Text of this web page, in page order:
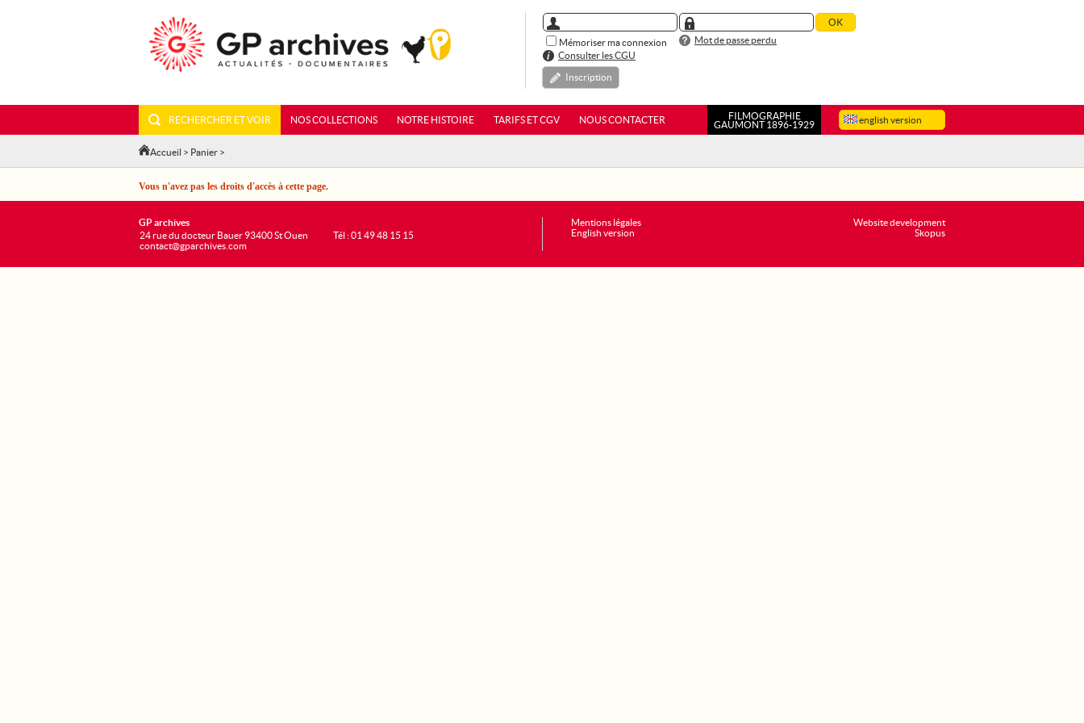
Mémoriser ma connexion
Mot de passe perdu
Consulter les CGU
Inscription
english version
RECHERCHER ET VOIR NOS COLLECTIONS NOTRE HISTOIRE TARIFS ET CGV NOUS CONTACTER
FILMOGRAPHIE
GAUMONT 1896-1929
Accueil > Panier >
Vous n'avez pas les droits d'accès à cette page.
Website development
Skopus
GP archives
24 rue du docteur Bauer 93400 St Ouen
contact@gparchives.com
Tél : 01 49 48 15 15
Mentions légales
English version